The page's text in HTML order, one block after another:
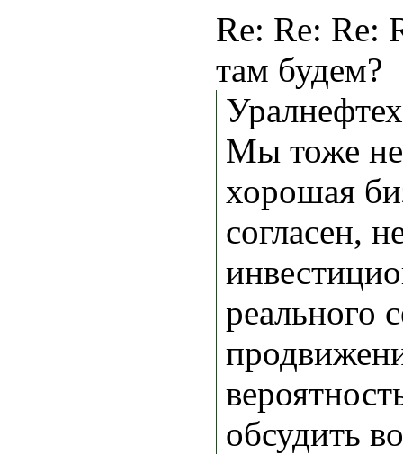
Re: Re: Re:
там будем?
Мы тоже не
хорошая
согласен,
реального
обсудить